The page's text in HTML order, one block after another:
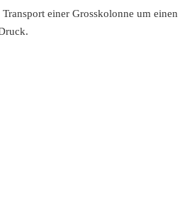
einer Grosskolonne um